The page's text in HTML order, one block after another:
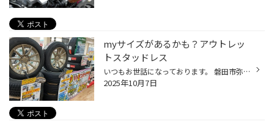
myサイズがあるかも？アウトレッ
トスタッドレス
いつもお世話になっております。 磐田市弥藤太島にあります、ブリヂストンタイヤの専門店タイヤ館 磐田」です。 【磐田 浜松 袋井 掛川 菊川 御前崎】のお客様、 いつもご来店頂き、誠にありがとうございます。m(_ _)m やってきましたスタッドレスタイヤの季節です。 アウトレットSALEと称して売り...
2025年10月7日